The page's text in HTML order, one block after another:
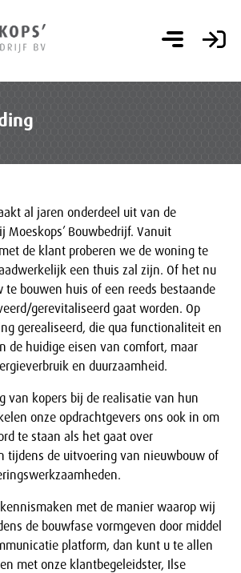
al jaren onderdeel uit van de
Moeskops’ Bouwbedrijf. Vanuit
de klant proberen we de woning te
een thuis zal zijn. Of het nu
te bouwen huis of een reeds bestaande
gerevitaliseerd gaat worden. Op
gerealiseerd, die qua functionaliteit en
de huidige eisen van comfort, maar
en duurzaamheid.
van kopers bij de realisatie van hun
onze opdrachtgevers ons ook in om
te staan als het gaat over
tijdens de uitvoering van nieuwbouw of
met de manier waarop wij
de bouwfase vormgeven door middel
platform, dan kunt u te allen
met onze klantbegeleidster, Ilse